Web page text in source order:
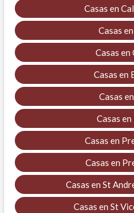
Casas en
Casas
Casas en
Casas en
Casas
Casas
Casas en
Casas en
Casas en St
Casas en St